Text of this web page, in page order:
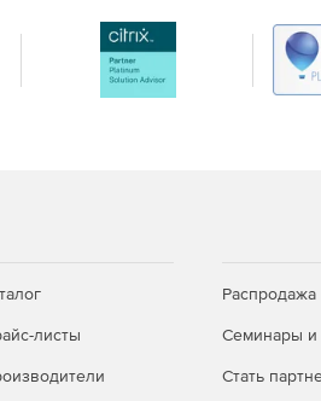
CLI.
снимков; для Windows —
листы
Распродажа
Семинары и
Стать